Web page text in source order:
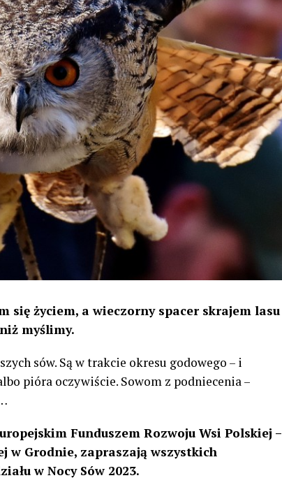
się życiem, a wieczorny spacer skrajem lasu
myślimy.
sów. Są w trakcie okresu godowego – i
pióra oczywiście. Sowom z podniecenia –
Funduszem Rozwoju Wsi Polskiej –
w Grodnie, zapraszają wszystkich
w Nocy Sów 2023.